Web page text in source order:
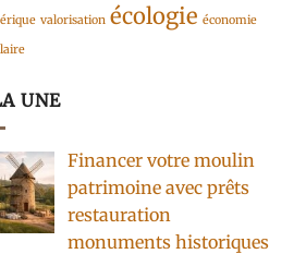
valorisation écologie économie
UNE
Financer votre moulin
patrimoine avec prêts
restauration
monuments historiques